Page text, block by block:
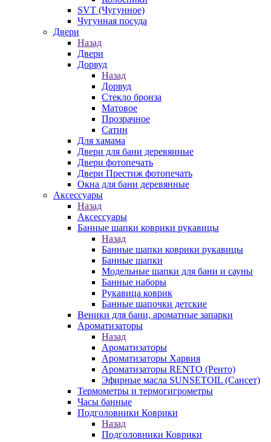
SVT (Чугунное)
Чугунная посуда
Двери
Назад
Двери
Дорвуд
Назад
Дорвуд
Стекло бронза
Матовое
Прозрачное
Сатин
Для хамама
Двери для бани деревянные
Двери фотопечать
Двери Престиж фотопечать
Окна для бани деревянные
Аксессуары
Назад
Аксессуары
Банные шапки коврики рукавицы
Назад
Банные шапки коврики рукавицы
Банные шапки
Модельные шапки для бани и сауны
Банные наборы
Рукавица коврик
Банные шапочки детские
Веники для бани, ароматные запарки
Ароматизаторы
Назад
Ароматизаторы
Ароматизаторы Харвия
Ароматизаторы RENTO (Ренто)
Эфирные масла SUNSETOIL (Сансет)
Термометры и термогигрометры
Часы банные
Подголовники Коврики
Назад
Подголовники Коврики